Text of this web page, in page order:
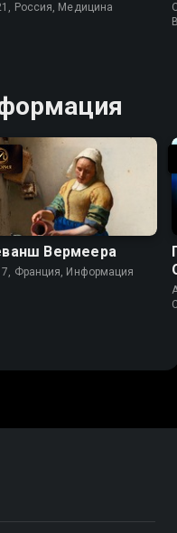
Россия, Медицина
Вермеера
Франция, Информация